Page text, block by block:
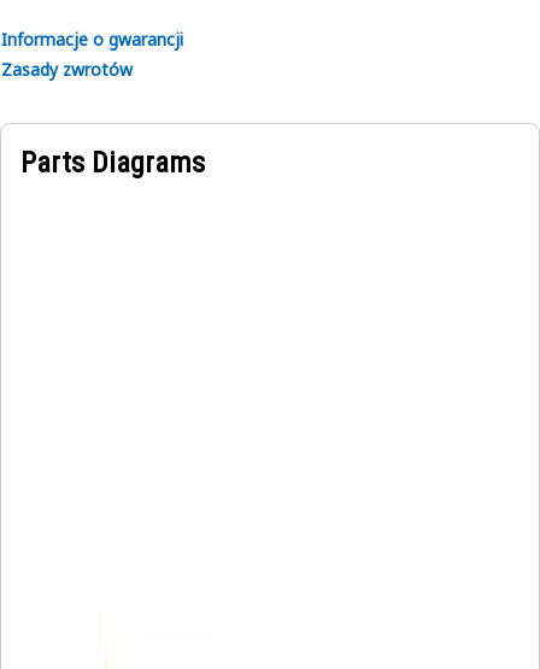
Informacje o gwarancji
Zasady zwrotów
Parts Diagrams